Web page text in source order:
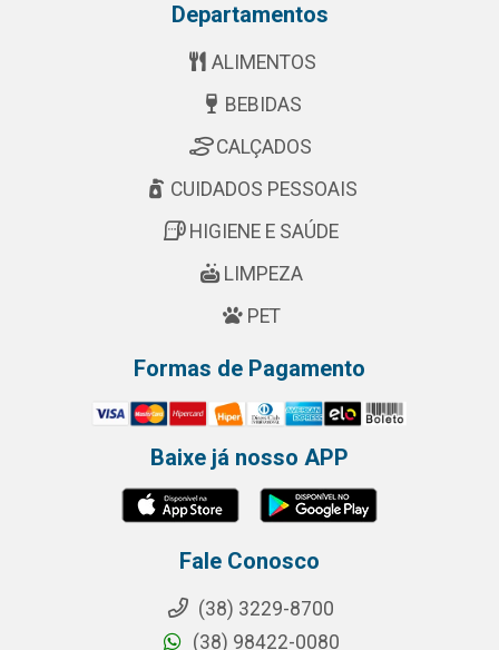
Departamentos
ALIMENTOS
BEBIDAS
CALÇADOS
CUIDADOS PESSOAIS
HIGIENE E SAÚDE
LIMPEZA
PET
Formas de Pagamento
Baixe já nosso APP
Fale Conosco
(38) 3229-8700
(38) 98422-0080